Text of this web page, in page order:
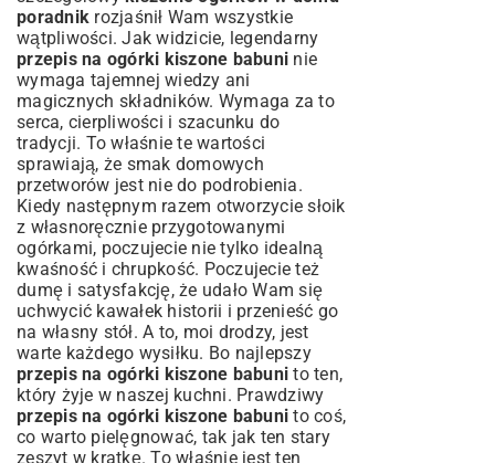
poradnik rozjaśnił Wam wszystkie
wątpliwości. Jak widzicie, legendarny
przepis na ogórki kiszone babuni nie
wymaga tajemnej wiedzy ani
magicznych składników. Wymaga za to
serca, cierpliwości i szacunku do
tradycji. To właśnie te wartości
sprawiają, że smak domowych
przetworów jest nie do podrobienia.
Kiedy następnym razem otworzycie słoik
z własnoręcznie przygotowanymi
ogórkami, poczujecie nie tylko idealną
kwaśność i chrupkość. Poczujecie też
dumę i satysfakcję, że udało Wam się
uchwycić kawałek historii i przenieść go
na własny stół. A to, moi drodzy, jest
warte każdego wysiłku. Bo najlepszy
przepis na ogórki kiszone babuni to ten,
który żyje w naszej kuchni. Prawdziwy
przepis na ogórki kiszone babuni to coś,
co warto pielęgnować, tak jak ten stary
zeszyt w kratkę. To właśnie jest ten